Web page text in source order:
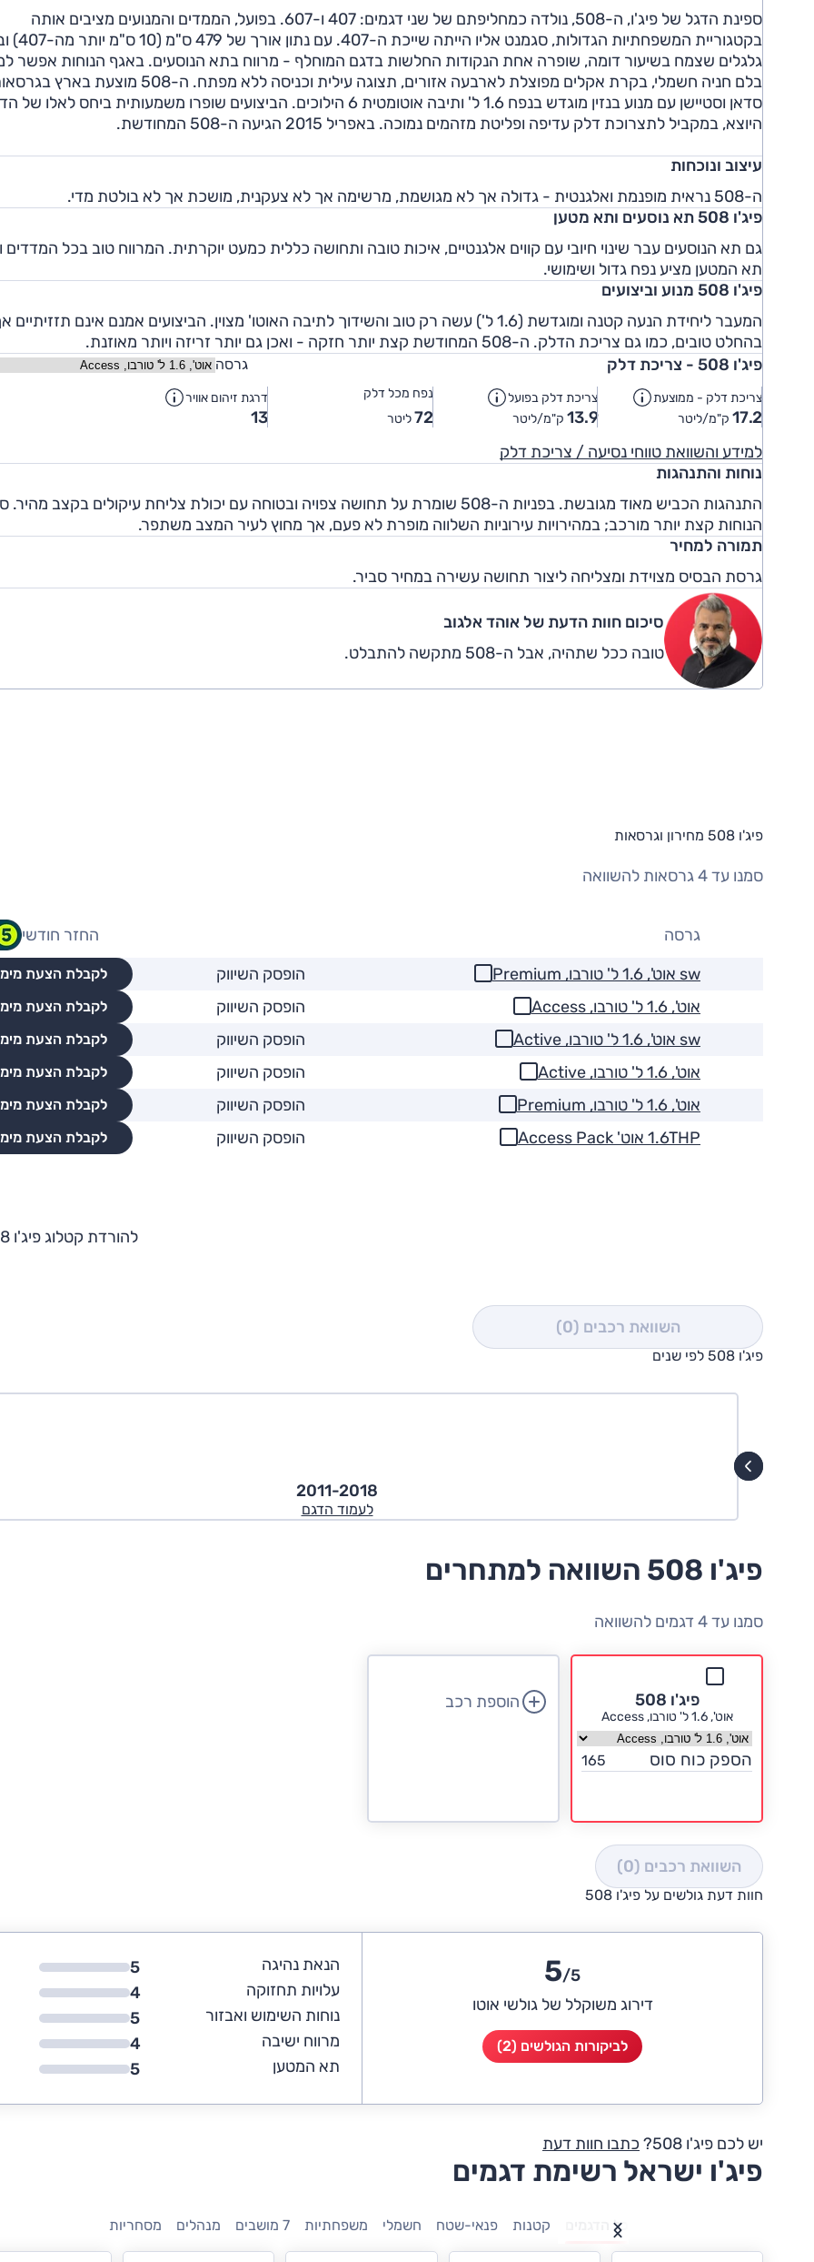
ספינת הדגל של פיג'ו, ה-508, נולדה כמחליפתם של שני דגמים: 407 ו-607. בפועל, הממדים והמנועים מציבים אותה
בקטגוריית המשפחתיות הגדולות,
גלגלים שצמח בשיעור דומה, שופרה אחת הנקודות החלשות בדגם המוחלף - מרווח בתא הנוסעים. באגף הנוחות אפשר
בלם חניה חשמלי, בקרת אקלים מפוצלת לארבעה אזורים, תצוגה עילית וכניסה ללא מפתח. ה-508 מוצעת בארץ
סדאן וסטיישן עם מנוע בנזין מוגדש בנפח 1.6 ל' ותיבה אוטומטית 6 הילוכים. הביצועים שופרו משמעותית ביחס לאלו
היוצא, במקביל לתצרוכת דלק עדיפה ופליטת מזהמים נמוכה. באפריל 2015 הגיעה ה-508 המחודשת.
עיצוב ונוכחות
ה-508 נראית מופנמת ואלגנטית - גדולה אך לא מגושמת, מרשימה אך לא צעקנית, מושכת אך לא בולטת מדי.
פיג'ו 508 תא נוסעים ותא מטען
גם תא הנוסעים עבר שינוי חיובי עם קווים אלגנטיים, איכות טובה ותחושה כללית כמעט יוקרתית. המרווח טוב בכל המדדים
תא המטען מציע נפח גדול ושימושי.
פיג'ו 508 מנוע וביצועים
המעבר ליחידת הנעה קטנה ומוגדשת (1.6 ל') עשה רק טוב והשידוך לתיבה האוטו' מצוין. הביצועים אמנם אינם תזזיתיים
בהחלט טובים, כמו גם צריכת הדלק. ה-508 המחודשת קצת יותר חזקה - ואכן גם יותר זריזה ויותר מאוזנת.
פיג'ו 508 - צריכת דלק
גרסה
צריכת דלק - ממוצעת
17.2 ק"מ/ליטר
צריכת דלק בפועל
13.9 ק"מ/ליטר
נפח מכל דלק
72ליטר
דרגת זיהום אוויר
13
למידע והשוואת טווחי נסיעה / צריכת דלק
נוחות והתנהגות
התנהגות הכביש מאוד מגובשת. בפניות ה-508 שומרת על תחושה צפויה ובטוחה עם יכולת צליחת עיקולים בקצב
הנוחות קצת יותר מורכב; במהירויות עירוניות השלווה מופרת לא פעם, אך מחוץ לעיר המצב משתפר.
תמורה למחיר
גרסת הבסיס מצוידת ומצליחה ליצור תחושה עשירה במחיר סביר.
סיכום חוות הדעת של אוהד אלגוב
טובה ככל שתהיה, אבל ה-508 מתקשה להתבלט.
פיג'ו 508 מחירון וגרסאות
סמנו עד 4 גרסאות להשוואה
גרסה
החזר חודשי
sw אוט', 1.6 ל' טורבו, Premium
הופסק השיווק לקבלת הצעת
אוט', 1.6 ל' טורבו, Access הופסק השיווק לקבלת הצעת
sw אוט', 1.6 ל' טורבו, Active הופסק השיווק לקבלת הצעת
אוט', 1.6 ל' טורבו, Active הופסק השיווק לקבלת הצעת
אוט', 1.6 ל' טורבו, Premium הופסק השיווק לקבלת הצעת
1.6THP אוט' Access Pack הופסק השיווק לקבלת הצעת
להורדת קטלוג פיג'ו 508
השוואת רכבים (0)
פיג'ו 508 לפי שנים
2011-2018
לעמוד הדגם
פיג'ו 508 השוואה למתחרים
סמנו עד 4 דגמים להשוואה
פיג'ו 508
אוט', 1.6 ל' טורבו, Access
בחר גרסה פיג'ו 508
הספק כוח סוס 165
הוספת רכב
השוואת רכבים (0)
חוות דעת גולשים על פיג'ו 508
5/5
דירוג משוקלל של גולשי אוטו
לביקורות הגולשים (2)
הנאת נהיגה
5
עלויות תחזוקה
4
נוחות השימוש ואבזור
5
מרווח ישיבה
4
תא המטען
5
יש לכם פיג'ו 508? כתבו חוות דעת
פיג'ו ישראל רשימת דגמים
כל הדגמים קטנות פנאי-שטח חשמלי משפחתיות 7 מושבים מנהלים מסחריות